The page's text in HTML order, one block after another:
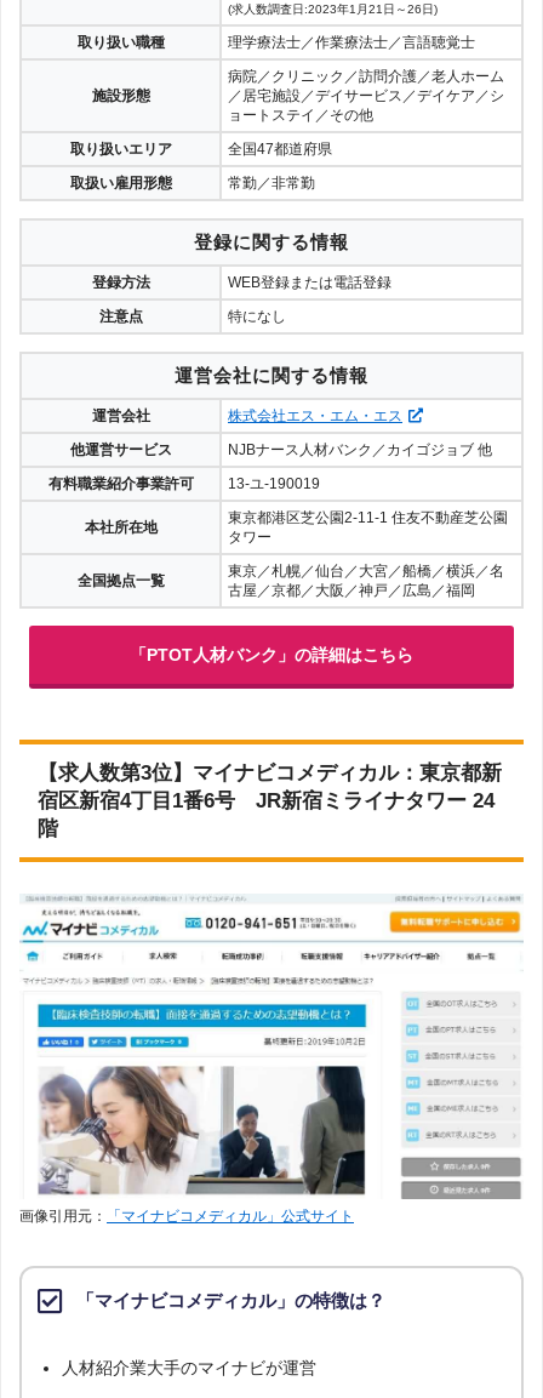
(求人数調査日:2023年1月21日～26日)
取り扱い職種 理学療法士／作業療法士／言語聴覚士
施設形態
病院／クリニック／訪問介護／老人ホーム
／居宅施設／デイサービス／デイケア／シ
ョートステイ／その他
取り扱いエリア
全国47都道府県
取扱い雇用形態
常勤／非常勤
登録に関する情報
登録方法
WEB登録または電話登録
注意点
特になし
運営会社に関する情報
運営会社
株式会社エス・エム・エス
他運営サービス
NJBナース人材バンク／カイゴジョブ 他
有料職業紹介事業許可
13-ユ-190019
本社所在地
東京都港区芝公園2-11-1 住友不動産芝公園
タワー
全国拠点一覧
東京／札幌／仙台／大宮／船橋／横浜／名
古屋／京都／大阪／神戸／広島／福岡
「PTOT人材バンク」の詳細はこちら
【求人数第3位】マイナビコメディカル：東京都新
宿区新宿4丁目1番6号 JR新宿ミライナタワー 24
階
画像引用元： 「マイナビコメディカル」公式サイト
「マイナビコメディカル」の特徴は？
人材紹介業大手のマイナビが運営